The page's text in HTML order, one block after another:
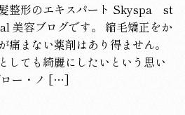
整形のエキスパート Skyspa st
美容ブログです。 縮毛矯正をか
痛まない薬剤はあり得ません。
しても綺麗にしたいという思い
ロー・ノ […]